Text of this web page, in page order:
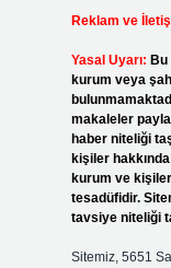
Reklam ve
Yasal Uyarı:
kurum veya
makaleler
haber niteliği
kişiler
kurum ve
tesadüfidir.
tavsiye niteliği
Sitemiz, 5651